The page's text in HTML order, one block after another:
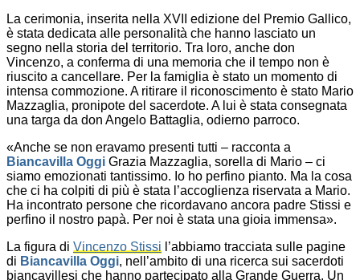
La cerimonia, inserita nella XVII edizione del Premio Gallico,
è stata dedicata alle personalità che hanno lasciato un
segno nella storia del territorio. Tra loro, anche don
Vincenzo, a conferma di una memoria che il tempo non è
riuscito a cancellare. Per la famiglia è stato un momento di
intensa commozione. A ritirare il riconoscimento è stato Mario
Mazzaglia, pronipote del sacerdote. A lui è stata consegnata
una targa da don Angelo Battaglia, odierno parroco.
«Anche se non eravamo presenti tutti – racconta a
Biancavilla Oggi Grazia Mazzaglia, sorella di Mario – ci
siamo emozionati tantissimo. Io ho perfino pianto. Ma la cosa
che ci ha colpiti di più è stata l’accoglienza riservata a Mario.
Ha incontrato persone che ricordavano ancora padre Stissi e
perfino il nostro papà. Per noi è stata una gioia immensa».
La figura di Vincenzo Stissi l’abbiamo tracciata sulle pagine
di Biancavilla Oggi, nell’ambito di una ricerca sui sacerdoti
biancavillesi che hanno partecipato alla Grande Guerra. Un